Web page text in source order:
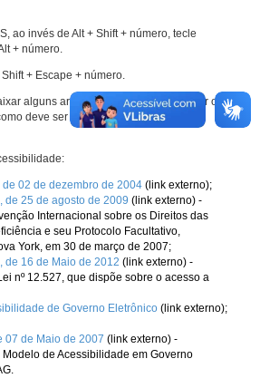
ao invés de Alt + Shift + número, tecle
+ número.
+ Escape + número.
alguns arquivos que explicam melhor o
deve ser implementado nos sites da
de 02 de dezembro de 2004 (link externo);
de 25 de agosto de 2009 (link externo) -
Internacional sobre os Direitos das
e seu Protocolo Facultativo,
York, em 30 de março de 2007;
de 16 de Maio de 2012 (link externo) -
nº 12.527, que dispõe sobre o acesso a
de Governo Eletrônico (link externo);
07 de Maio de 2007 (link externo) -
Modelo de Acessibilidade em Governo